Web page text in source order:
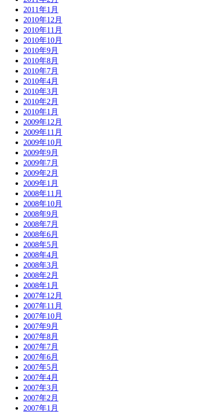
2011年1月
2010年12月
2010年11月
2010年10月
2010年9月
2010年8月
2010年7月
2010年4月
2010年3月
2010年2月
2010年1月
2009年12月
2009年11月
2009年10月
2009年9月
2009年7月
2009年2月
2009年1月
2008年11月
2008年10月
2008年9月
2008年7月
2008年6月
2008年5月
2008年4月
2008年3月
2008年2月
2008年1月
2007年12月
2007年11月
2007年10月
2007年9月
2007年8月
2007年7月
2007年6月
2007年5月
2007年4月
2007年3月
2007年2月
2007年1月